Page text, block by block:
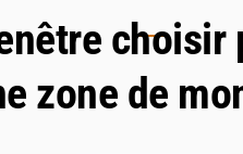
choisir
zone de